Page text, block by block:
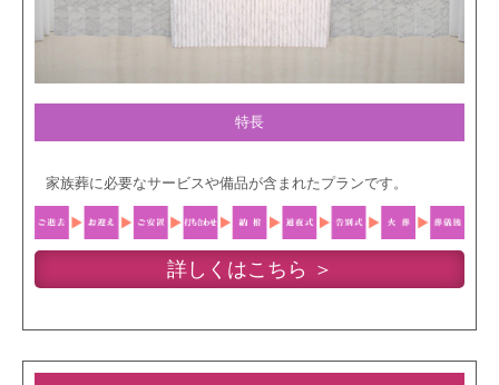
特長
家族葬に必要なサービスや備品が含まれたプランです。
詳しくはこちら ＞